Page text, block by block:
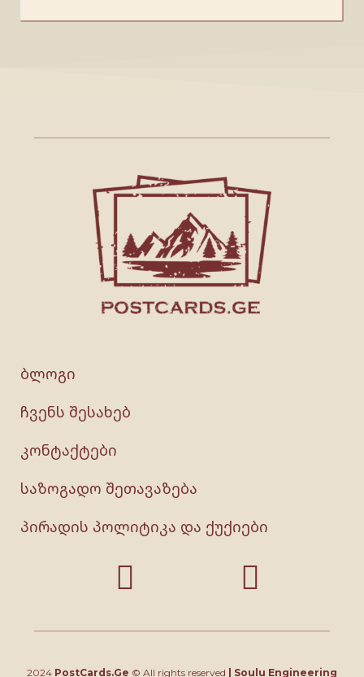
ბლოგი
ჩვენს შესახებ
კონტაქტები
საზოგადო შეთავაზება
პირადის პოლიტიკა და ქუქიები
2024 PostCards.Ge © All rights reserved Soulu Engineering